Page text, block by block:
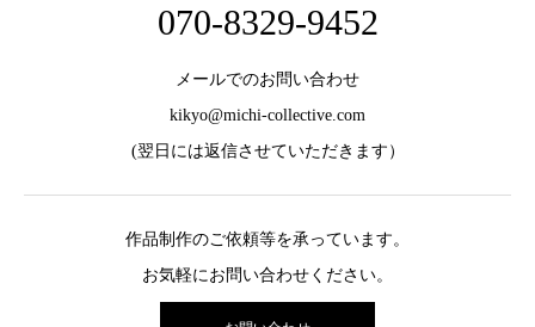
070-8329-9452
メールでのお問い合わせ
kikyo@michi-collective.com
(翌日には返信させていただきます）
作品制作のご依頼等を承っています。
お気軽にお問い合わせください。